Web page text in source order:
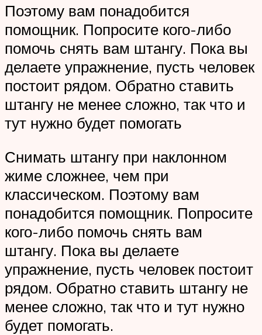
Поэтому вам понадобится
помощник. Попросите кого-либо
помочь снять вам штангу. Пока вы
делаете упражнение, пусть человек
постоит рядом. Обратно ставить
штангу не менее сложно, так что и
тут нужно будет помогать
Снимать штангу при наклонном
жиме сложнее, чем при
классическом. Поэтому вам
понадобится помощник. Попросите
кого-либо помочь снять вам
штангу. Пока вы делаете
упражнение, пусть человек постоит
рядом. Обратно ставить штангу не
менее сложно, так что и тут нужно
будет помогать.